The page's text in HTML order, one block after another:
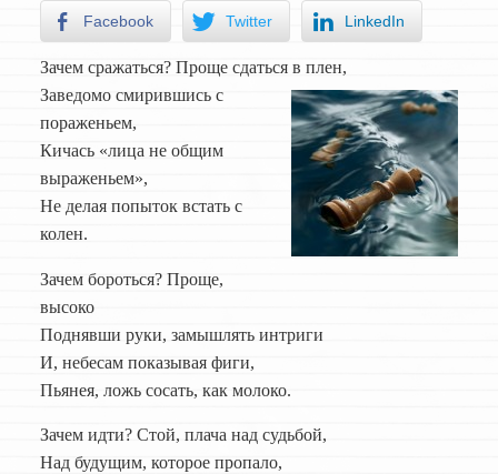
Facebook Twitter LinkedIn
Зачем сражаться? Проще сдаться в плен,
Заведомо смирившись с
пораженьем,
Кичась «лица не общим
выраженьем»,
Не делая попыток встать с
колен.
Зачем бороться? Проще,
высоко
Поднявши руки, замышлять интриги
И, небесам показывая фиги,
Пьянея, ложь сосать, как молоко.
Зачем идти? Стой, плача над судьбой,
Над будущим, которое пропало,